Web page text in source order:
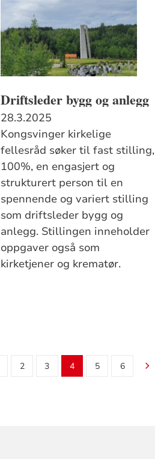
Driftsleder bygg og anlegg
28.3.2025
Kongsvinger kirkelige
fellesråd søker til fast stilling,
100%, en engasjert og
strukturert person til en
spennende og variert stilling
som driftsleder bygg og
anlegg. Stillingen inneholder
oppgaver også som
kirketjener og krematør.
2 3 4 5 6